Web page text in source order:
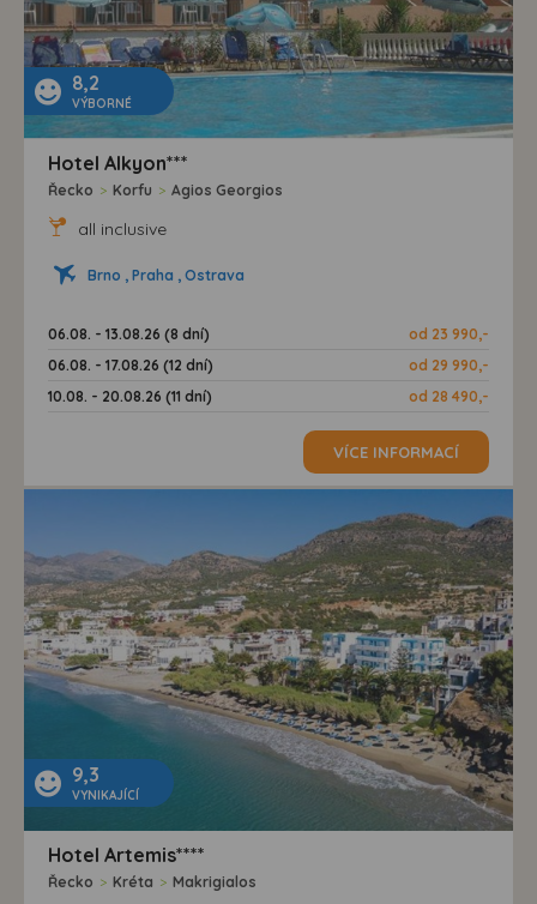
8,2
VÝBORNÉ
Hotel Alkyon***
Řecko > Korfu > Agios Georgios
all inclusive
Brno , Praha , Ostrava
06.08. - 13.08.26 (8 dní)
od 23 990,-
06.08. - 17.08.26 (12 dní)
od 29 990,-
10.08. - 20.08.26 (11 dní)
od 28 490,-
VÍCE INFORMACÍ
9,3
VYNIKAJÍCÍ
Hotel Artemis****
Řecko > Kréta > Makrigialos